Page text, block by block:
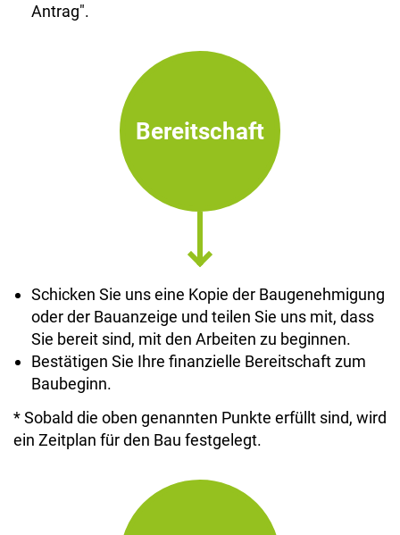
Antrag".
Bereitschaft
Schicken Sie uns eine Kopie der Baugenehmigung
oder der Bauanzeige und teilen Sie uns mit, dass
Sie bereit sind, mit den Arbeiten zu beginnen.
Bestätigen Sie Ihre finanzielle Bereitschaft zum
Baubeginn.
* Sobald die oben genannten Punkte erfüllt sind, wird
ein Zeitplan für den Bau festgelegt.